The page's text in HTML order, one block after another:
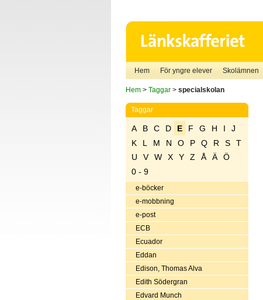
Hem För yngre elever Skolämnen
Hem> Taggar> specialskolan
Taggar
A B C D E F G H I
J
K
L M N O P Q R S
T
U
V W X Y Z Å Ä
Ö
0 - 9
e-böcker
e-mobbning
e-post
ECB
Ecuador
Eddan
Edison, Thomas Alva
Edith Södergran
Edvard Munch